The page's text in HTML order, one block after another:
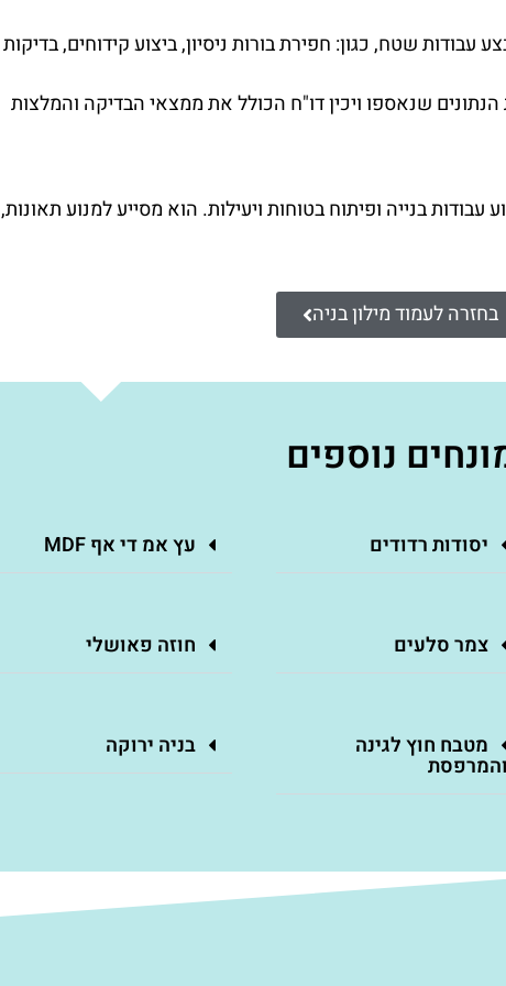
עבודות שטח, כגון: חפירת בורות ניסיון, ביצוע קידוחים, בדיקות
שנאספו ויכין דו"ח הכולל את ממצאי הבדיקה והמלצות
עבודות בנייה ופיתוח בטוחות ויעילות. הוא מסייע למנוע תאונות,
בחזרה לעמוד מילון בניה
נוספים
יסודות רדודים עץ אמ די אף MDF
צמר סלעים חוזה פאושלי
מטבח חוץ לגינה
והמרפסת
בניה ירוקה